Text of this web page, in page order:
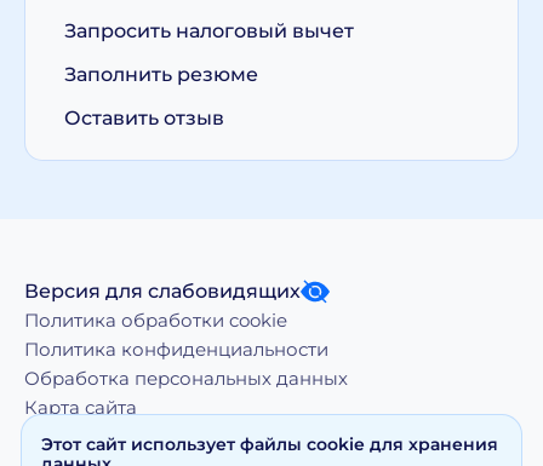
Запросить налоговый вычет
Заполнить резюме
Оставить отзыв
Версия для слабовидящих
Политика обработки cookie
Политика конфиденциальности
Обработка персональных данных
Карта сайта
Этот сайт использует файлы cookie для хранения